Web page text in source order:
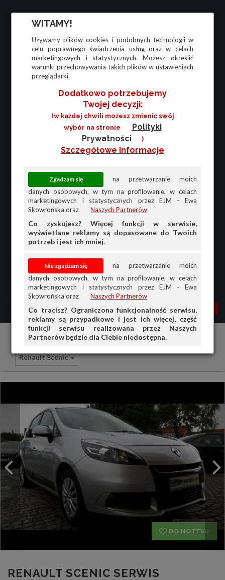
WITAMY!
Używamy plików cookies i podobnych technologii w
celu poprawnego świadczenia usług oraz w celach
marketingowych i statystycznych. Możesz określić
warunki przechowywania takich plików w ustawieniach
przeglądarki.
Dodatkowo potrzebujemy
Twojej decyzji:
(w każdej chwili możesz zmienić swój
wybór na stronie
Polityki
Prywatności
)
Szczegółowe Informacje
na przetwarzanie moich
danych osobowych, w tym na profilowanie, w celach
marketingowych i statystycznych przez EJM - Ewa
Skowrońska oraz
Naszych Partnerów
Co zyskujesz? Więcej funkcji w serwisie,
wyświetlane reklamy są dopasowane do Twoich
potrzeb i jest ich mniej.
na przetwarzanie moich
danych osobowych, w tym na profilowanie, w celach
marketingowych i statystycznych przez EJM - Ewa
Skowrońska oraz
Naszych Partnerów
Co tracisz? Ograniczona funkcjonalność serwisu,
reklamy są przypadkowe i jest ich więcej, część
funkcji serwisu realizowana przez Naszych
Partnerów będzie dla Ciebie niedostępna.
MENU MOJA AG
PRZEGLĄD
HISTORIA
Samochody osobowe Renault
Renault Scenic
DO NOTESU
RENAULT SCENIC SERWIS